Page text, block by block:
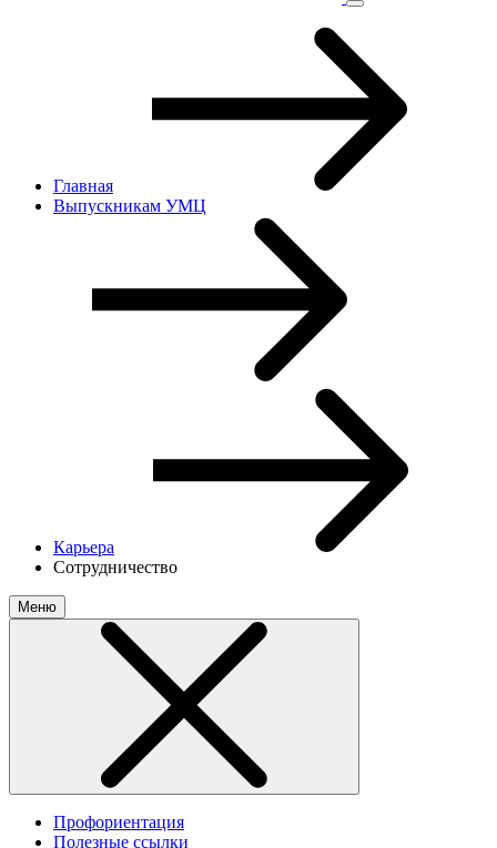
Главная
Выпускникам УМЦ
Карьера
Сотрудничество
Меню
Профориентация
Полезные ссылки